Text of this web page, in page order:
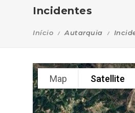
Incidentes
Início Autarquia
Map Satellite